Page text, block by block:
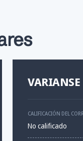
VARIANSE
CALIFICACIÓN DEL
No calificado